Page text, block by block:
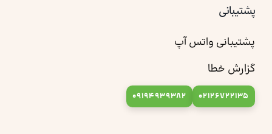
پشتیبانی
پشتیبانی واتس آپ
گزارش خطا
02126722135
09194939382